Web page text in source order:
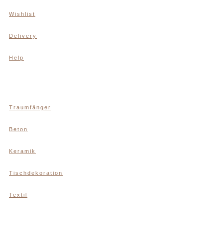
Wishlist
Delivery
Help
Traumfänger
Beton
Keramik
Tischdekoration
Textil